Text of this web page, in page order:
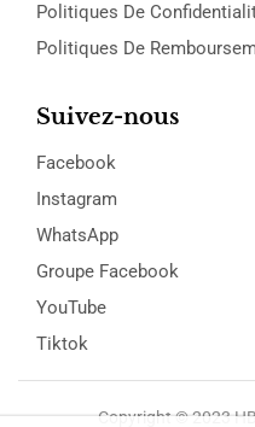
Politiques De
Politiques De
Suivez-nous
Facebook
Instagram
WhatsApp
Groupe Facebook
YouTube
Tiktok
Copyright © 2023